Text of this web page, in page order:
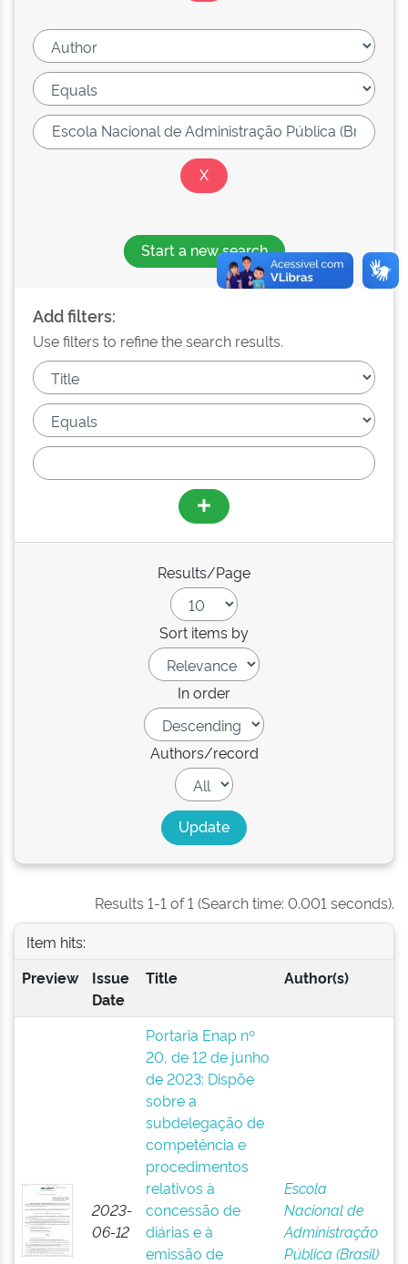
Start a new search
Add filters:
Use filters to refine the search results.
Results/Page
Sort items by
In order
Authors/record
Results 1-1 of 1 (Search time: 0.001 seconds).
Item hits:
Preview
Issue
Date
Title Author(s)
2023-
06-12
Portaria Enap nº
20, de 12 de junho
de 2023: Dispõe
sobre a
subdelegação de
competência e
procedimentos
relativos à
concessão de
diárias e à
emissão de
Escola
Nacional de
Administração
Pública (Brasil)